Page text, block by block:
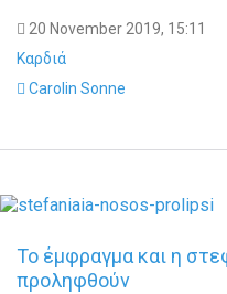
20 November 2019, 15:11
Καρδιά
Carolin Sonne
Το έμφραγμα και η
προληφθούν